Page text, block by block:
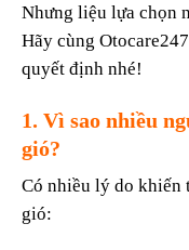
Nhưng liệu lựa chọn
Hãy cùng
quyết định nhé!
1. Vì sao nhiều
gió?
Có nhiều lý do khiến
gió: